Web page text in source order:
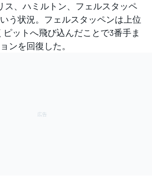
、ハミルトン、フェルスタッペ
う状況。フェルスタッペンは上位
ピットへ飛び込んだことで3番手ま
ンを回復した。